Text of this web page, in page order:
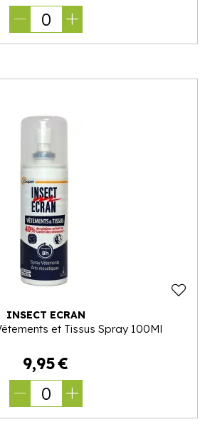
0
INSECT ECRAN
et Tissus Spray 100Ml
9,95€
0